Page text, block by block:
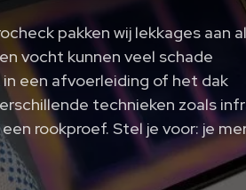
pakken wij lekkages aan
vocht kunnen veel schade
een afvoerleiding of het dak
technieken zoals
rookproef. Stel je voor: je